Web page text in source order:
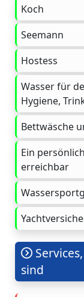
Koch
Seemann
Hostess
Wasser für
Hygiene,
Bettwäsche
Ein
erreichbar
sind